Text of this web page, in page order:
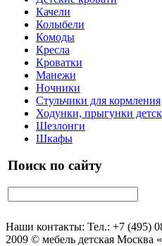
Качели
Колыбели
Комоды
Кресла
Кроватки
Манежи
Ночники
Стульчики для кормления
Ходунки, прыгунки
Шезлонги
Шкафы
Поиск по сайту
Наши контакты: Тел.: +7 (495)
2009 © мебель детская